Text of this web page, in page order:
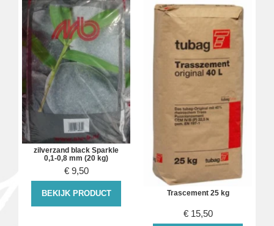
zilverzand black Sparkle
0,1-0,8 mm (20 kg)
€ 9,50
BEKIJK PRODUCT Trascement 25 kg
€ 15,50